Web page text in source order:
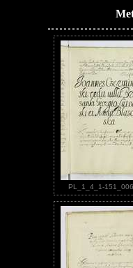
PL_1_4_1-